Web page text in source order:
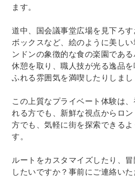
ます。
道中、国会議事堂広場を見下ろ
ボックスなど、絵のように美し
ンドンの象徴的な食の楽園であ
休憩を取り、職人技が光る逸品
ふれる雰囲気を満喫したりしまし
この上質なプライベート体験は
れる方でも、新鮮な視点からロ
方でも、気軽に街を探索できるよ
す。
ルートをカスタマイズしたり、
したいですか？事前にご連絡い